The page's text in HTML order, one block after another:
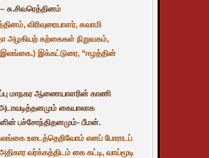
சு.சிவரெத்தினம்
விரிவுரையாளர், சுவாமி
அழகியற் கற்கைகள் நிறுவகம்,
இக்கட்டுரை, “ஈழத்தின்
மாநகர ஆணையாளரின் காணி
அடாவடித்தனமும் கையாலாக
பச்சோந்திதனமும்- பீமன்.
உடைத்தெறிவோம் எனப் போராடப்
வர்க்கத்திடம் கை கட்டி, வாய்மூடி